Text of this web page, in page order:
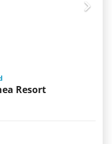
Resort